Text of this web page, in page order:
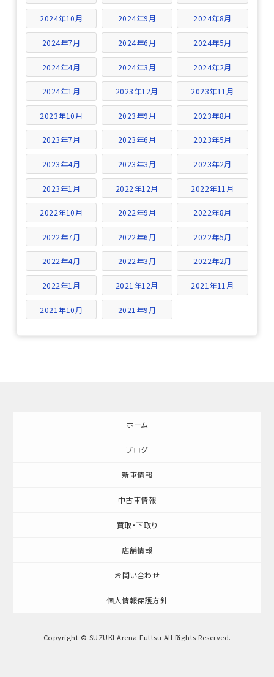
2024年10月 2024年9月 2024年8月
2024年7月 2024年6月 2024年5月
2024年4月 2024年3月 2024年2月
2024年1月 2023年12月 2023年11月
2023年10月 2023年9月 2023年8月
2023年7月 2023年6月 2023年5月
2023年4月 2023年3月 2023年2月
2023年1月 2022年12月 2022年11月
2022年10月 2022年9月 2022年8月
2022年7月 2022年6月 2022年5月
2022年4月 2022年3月 2022年2月
2022年1月 2021年12月 2021年11月
2021年10月 2021年9月
ホーム
ブログ
新車情報
中古車情報
買取・下取り
店舗情報
お問い合わせ
個人情報保護方針
Copyright © SUZUKI Arena Futtsu All Rights Reserved.